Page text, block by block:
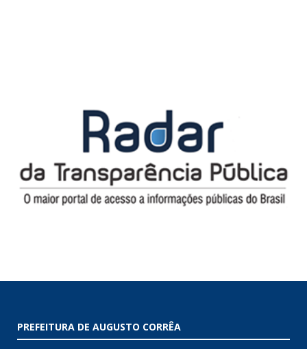
PREFEITURA DE AUGUSTO CORRÊA